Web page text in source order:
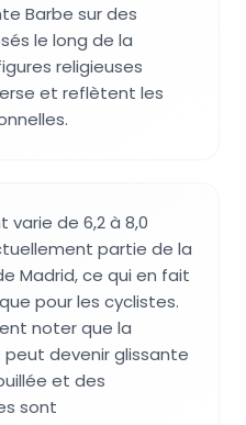
Barbe sur des
le long de la
religieuses
et reflètent les
varie de 6,2 à 8,0
partie de la
Madrid, ce qui en fait
pour les cyclistes.
noter que la
devenir glissante
et des
sont